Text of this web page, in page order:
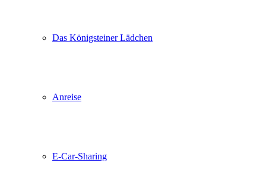
Das Königsteiner Lädchen
Anreise
E-Car-Sharing